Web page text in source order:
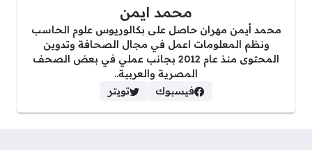
محمد ايمن
محمد أيمن مهران حاصل على بكالوريوس علوم الحاسب
ونظم المعلومات اعمل في مجال الصحافة وتدوين
المحتوى منذ عام 2012 بجانب عملي في بعض الصحف
المصرية والعربية..
فيسبوك
تويتر